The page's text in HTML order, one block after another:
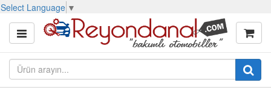
Select Language ▼